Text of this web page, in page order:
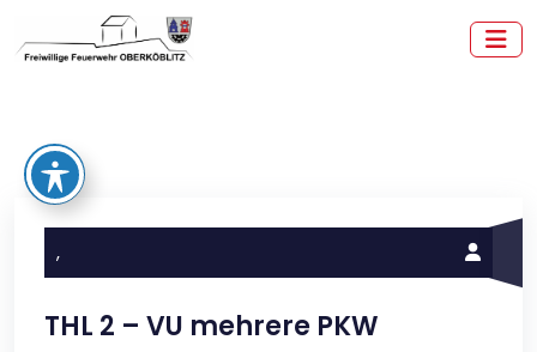
Inhalt
springen
,
THL 2 – VU mehrere PKW